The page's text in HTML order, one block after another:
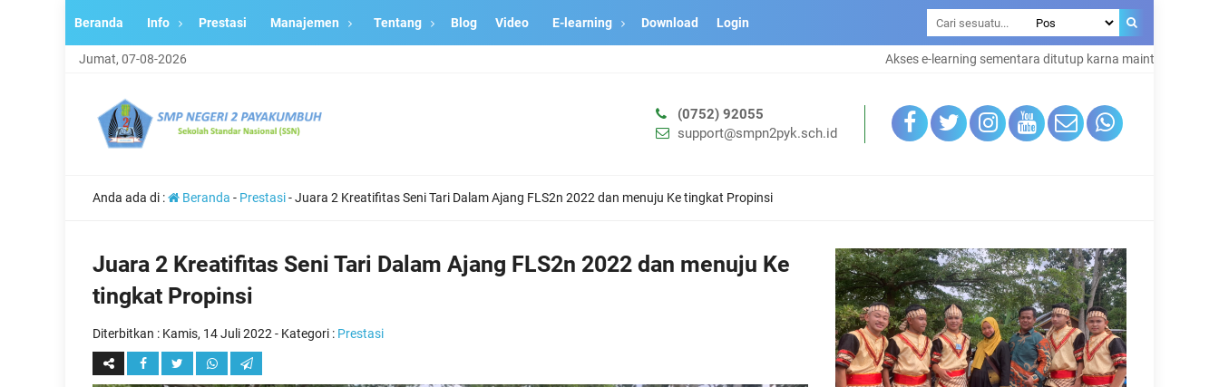
Beranda Info Prestasi Manajemen Tentang Blog Video E-learning Download Login
Jumat, 07-08-2026 Akses e-learning sementara ditutup karna maintenance system
(0752) 92055
support@smpn2pyk.sch.id
Anda ada di : Beranda - Prestasi-Juara 2 Kreatifitas Seni Tari Dalam Ajang FLS2n 2022 dan menuju Ke tingkat Propinsi
Juara 2 Kreatifitas Seni Tari Dalam Ajang FLS2n 2022 dan menuju Ke
tingkat Propinsi
Diterbitkan : Kamis, 14 Juli 2022 - Kategori : Prestasi